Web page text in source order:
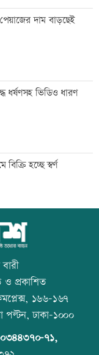
ফিরতে চান সাকিব
সুযোগ নেই: ক্রীড়া
৬ সিনেমা দেখা যাবে
বক্তব্যে ভারতের সমর্থন
লিবিয়া প্রবাসী
দাম বাড়ছেই
ধর্ষণসহ ভিডিও ধারণ
হচ্ছে স্বর্ণ
ভাইরাল ভিডিওতে ছবি
প্রকাশিত
১৬৬-১৬৭
ঢাকা-১০০০
৭১,